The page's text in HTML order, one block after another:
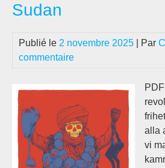
Sudan
Publié le 2 novembre 2025 | Par
commentaire
alla
vi